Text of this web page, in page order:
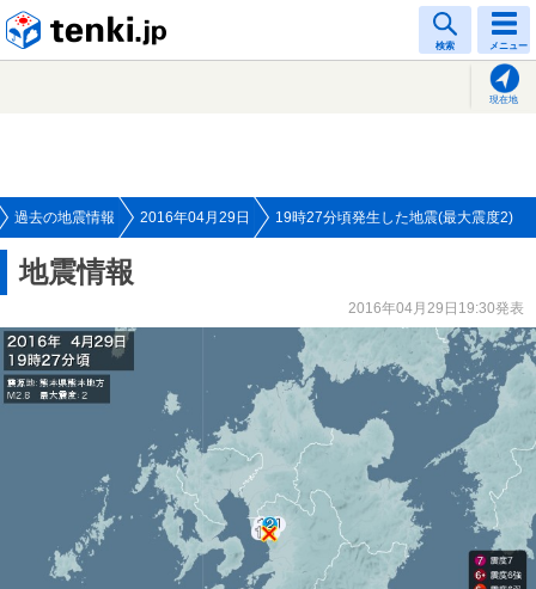
検索 メニュー
現在地
過去の地震情報 2016年04月29日 19時27分頃発生した地震(最大震度2)
地震情報
2016年04月29日19:30発表